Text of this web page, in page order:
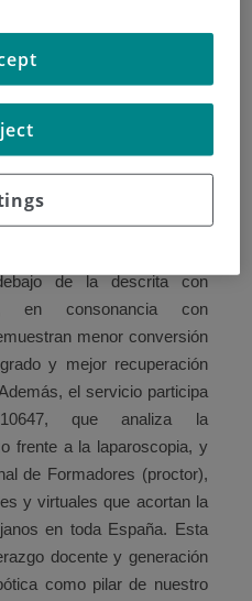
Jiménez Díaz (FJD) ha
oncológicos
da Vinci Xi®. Gracias
trasladado la cirugía
rectales profundas,
transanales. La
es de 3‑4 días y
de la descrita con
en consonancia con
menor conversión
y mejor recuperación
el servicio participa
que analiza la
frente a la laparoscopia, y
de Formadores (proctor),
y virtuales que acortan la
en toda España. Esta
docente y generación
como pilar de nuestro